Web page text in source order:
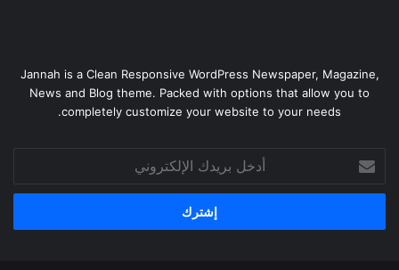
Jannah is a Clean Responsive WordPress Newspaper, Magazine,
News and Blog theme. Packed with options that allow you to
completely customize your website to your needs.
بريدك
الإلكتروني